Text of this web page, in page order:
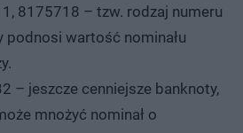
8175718 – tzw. rodzaj numeru
podnosi wartość nominału
– jeszcze cenniejsze banknoty,
mnożyć nominał o